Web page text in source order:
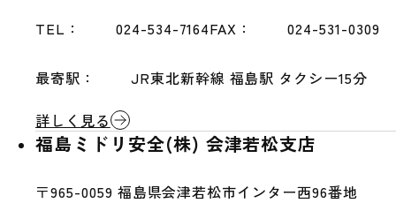
TEL： 024-534-7164FAX： 024-531-0309
最寄駅：
JR東北新幹線 福島駅 タクシー15分
詳しく見る
福島ミドリ安全(株) 会津若松支店
〒965-0059 福島県会津若松市インター西96番地